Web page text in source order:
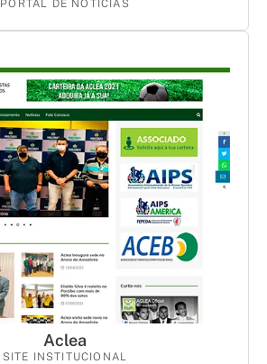
PORTAL DE NOTÍCIAS
Aclea
SITE INSTITUCIONAL